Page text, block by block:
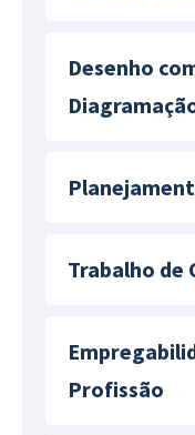
Desenho
Trabalho de
Profissão